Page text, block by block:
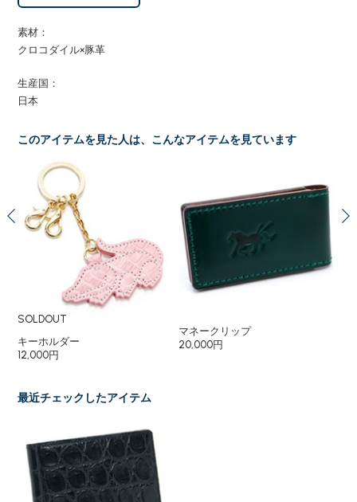
素材：
クロコダイル×豚革
生産国：
日本
このアイテムを見た人は、こんなアイテムを見ています
SOLDOUT
キーホルダー
12,000円
マネークリップ
20,000円
最近チェックしたアイテム